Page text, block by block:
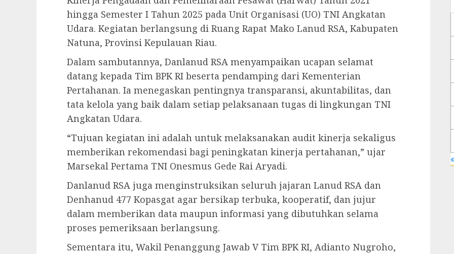
hingga Semester I Tahun 2025 pada Unit Organisasi (UO) TNI Angkatan
Udara. Kegiatan berlangsung di Ruang Rapat Mako Lanud RSA, Kabupaten
Natuna, Provinsi Kepulauan Riau.
Dalam sambutannya, Danlanud RSA menyampaikan ucapan selamat
datang kepada Tim BPK RI beserta pendamping dari Kementerian
Pertahanan. Ia menegaskan pentingnya transparansi, akuntabilitas, dan
tata kelola yang baik dalam setiap pelaksanaan tugas di lingkungan TNI
Angkatan Udara.
“Tujuan kegiatan ini adalah untuk melaksanakan audit kinerja sekaligus
memberikan rekomendasi bagi peningkatan kinerja pertahanan,” ujar
Marsekal Pertama TNI Onesmus Gede Rai Aryadi.
Danlanud RSA juga menginstruksikan seluruh jajaran Lanud RSA dan
Denhanud 477 Kopasgat agar bersikap terbuka, kooperatif, dan jujur
dalam memberikan data maupun informasi yang dibutuhkan selama
proses pemeriksaan berlangsung.
Sementara itu, Wakil Penanggung Jawab V Tim BPK RI, Adianto Nugroho,